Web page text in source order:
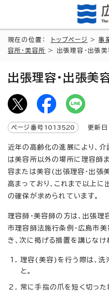
現在の位置： トップページ >事
容所・美容所 > 出張理容・出張美
出張理容・出張美
ページ番号 1013520 更新日
近年の高齢化の進展により、
は美容所以外の場所に理容師
容または美容(出張理容・出張
高まっており、これまで以上に
の確保が求められています。
理容師・美容師の方は、出張理
市理容師法施行条例・広島市
き、次に掲げる措置を講じなけ
理容(美容)を行う際は、洗
と。
常に手指の爪を短く切った